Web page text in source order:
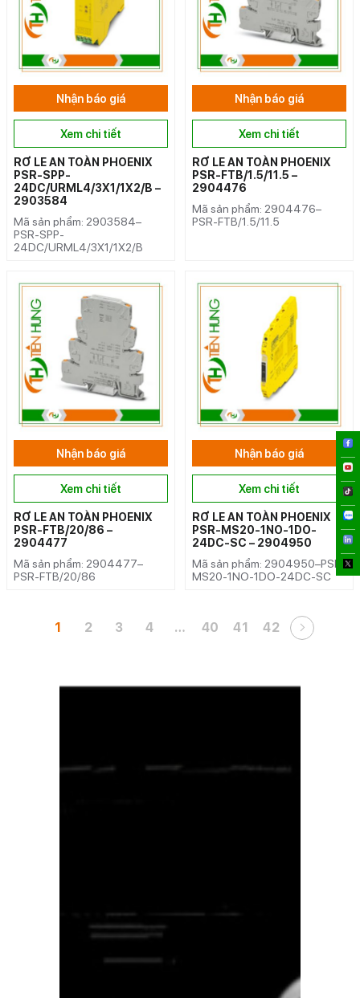
Nhận báo giá
Xem chi tiết
RƠ LE AN TOÀN PHOENIX
PSR-SPP-
24DC/URML4/3X1/1X2/B –
2903584
Mã sản phẩm: 2903584–
PSR-SPP-
24DC/URML4/3X1/1X2/B
Nhận báo giá
Xem chi tiết
RƠ LE AN TOÀN PHOENIX
PSR-FTB/1.5/11.5 –
2904476
Mã sản phẩm: 2904476–
PSR-FTB/1.5/11.5
Nhận báo giá
Xem chi tiết
RƠ LE AN TOÀN PHOENIX
PSR-FTB/20/86 –
2904477
Mã sản phẩm: 2904477–
PSR-FTB/20/86
Nhận báo giá
Xem chi tiết
RƠ LE AN TOÀN PHOENIX
PSR-MS20-1NO-1DO-
24DC-SC – 2904950
Mã sản phẩm: 2904950–PSR-
MS20-1NO-1DO-24DC-SC
1 2 3 4 … 40 41 42